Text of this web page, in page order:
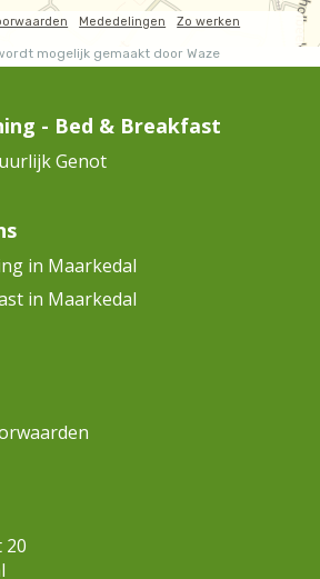
- Bed & Breakfast
in Maarkedal
in Maarkedal
20